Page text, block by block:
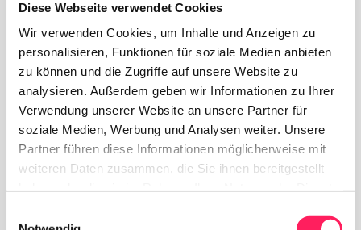
Diese Webseite verwendet Cookies
Wir verwenden Cookies, um Inhalte und Anzeigen zu
personalisieren, Funktionen für soziale Medien anbieten
zu können und die Zugriffe auf unsere Website zu
analysieren. Außerdem geben wir Informationen zu Ihrer
Verwendung unserer Website an unsere Partner für
soziale Medien, Werbung und Analysen weiter. Unsere
Partner führen diese Informationen möglicherweise mit
weiteren Daten zusammen, die Sie ihnen bereitgestellt